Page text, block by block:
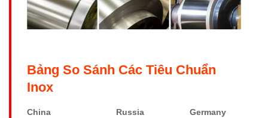
Bảng So Sánh Các Tiêu Chuẩn
Inox
China Russia Germany